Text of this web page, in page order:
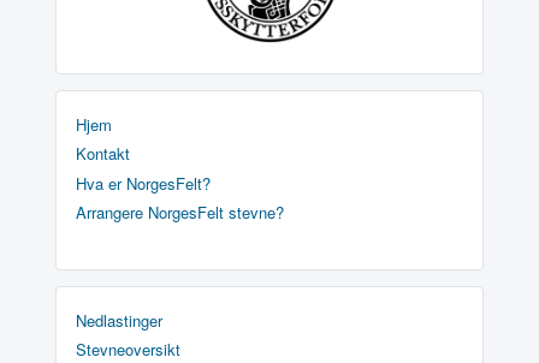
Hjem
Kontakt
Hva er NorgesFelt?
Arrangere NorgesFelt stevne?
Nedlastinger
Stevneoversikt